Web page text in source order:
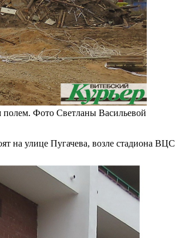
Фото Светланы Васильевой
на улице Пугачева, возле стадиона